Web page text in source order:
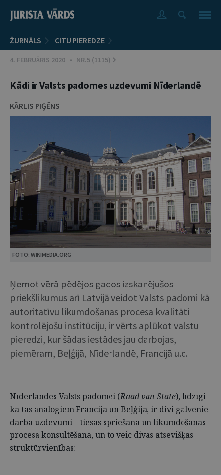
ŽURNĀLS CITU PIEREDZE
4. FEBRUĀRIS 2020 • NR.5 (1115)
Kādi ir Valsts padomes uzdevumi Nīderlandē
KĀRLIS PIĢĒNS
FOTO: WIKIMEDIA.ORG
Ņemot vērā pēdējos gados izskanējušos
priekšlikumus arī Latvijā veidot Valsts padomi kā
autoritatīvu likumdošanas procesa kvalitāti
kontrolējošu institūciju, ir vērts aplūkot valstu
pieredzi, kur šādas iestādes jau darbojas,
piemēram, Beļģijā, Nīderlandē, Francijā u.c.
Nīderlandes Valsts padomei (Raad van State), līdzīgi
kā tās analogiem Francijā un Beļģijā, ir divi galvenie
darba uzdevumi – tiesas spriešana un likumdošanas
procesa konsultēšana, un to veic divas atsevišķas
struktūrvienības: